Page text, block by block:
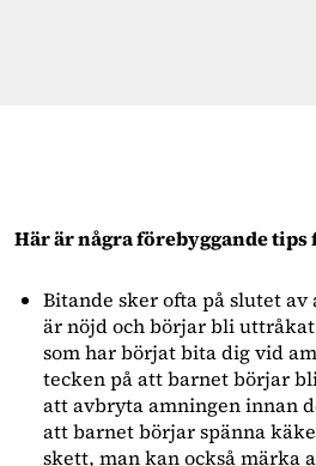
Här är några förebyggande
Bitande sker ofta på slutet
är nöjd och börjar bli
som har börjat bita dig vid
tecken på att barnet börjar
att avbryta amningen innan
att barnet börjar spänna
skett, man kan också märka